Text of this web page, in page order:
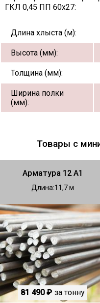
ГКЛ 0,45 ПП 60х27:
Длина хлыста (м):
Высота (мм):
Толщина (мм):
Ширина полки
(мм):
Товары с
Арматура 12 А1
Длина 11,7
81 490 ₽ за тонну